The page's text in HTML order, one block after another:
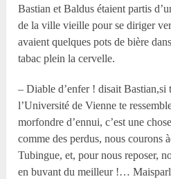
Bastian et Baldus étaient partis
de la ville vieille pour se diriger
avaient quelques pots de bière
tabac plein la cervelle.
– Diable d’enfer ! disait Bastian,si
l’Université de Vienne te
morfondre d’ennui, c’est une
comme des perdus, nous courons
Tubingue, et, pour nous reposer,
en buvant du meilleur !…